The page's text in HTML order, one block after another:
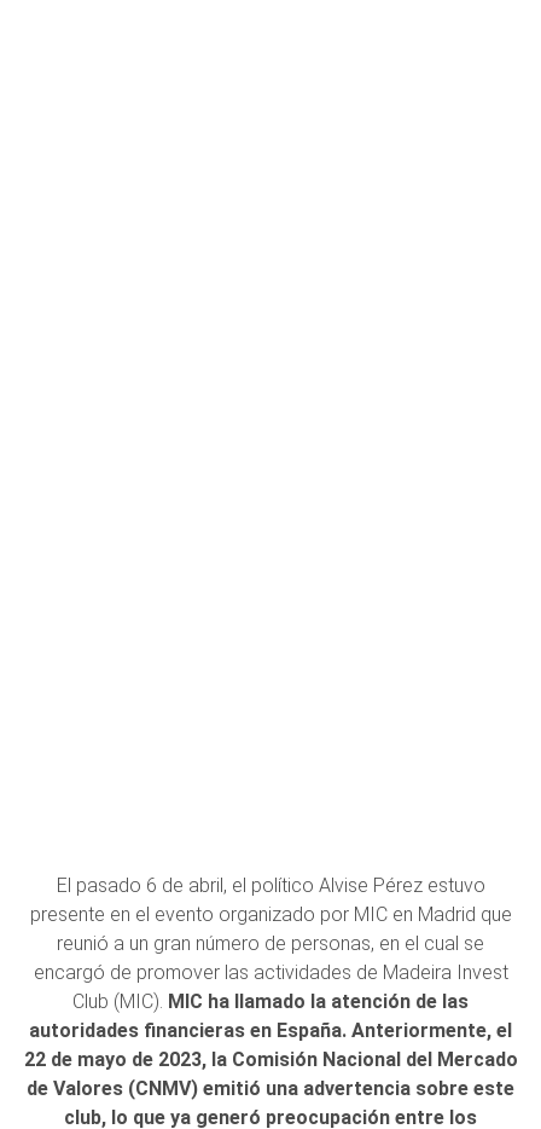
El pasado 6 de abril, el político Alvise Pérez estuvo
presente en el evento organizado por MIC en Madrid que
reunió a un gran número de personas, en el cual se
encargó de promover las actividades de Madeira Invest
Club (MIC). MIC ha llamado la atención de las
autoridades financieras en España. Anteriormente, el
22 de mayo de 2023, la Comisión Nacional del Mercado
de Valores (CNMV) emitió una advertencia sobre este
club, lo que ya generó preocupación entre los